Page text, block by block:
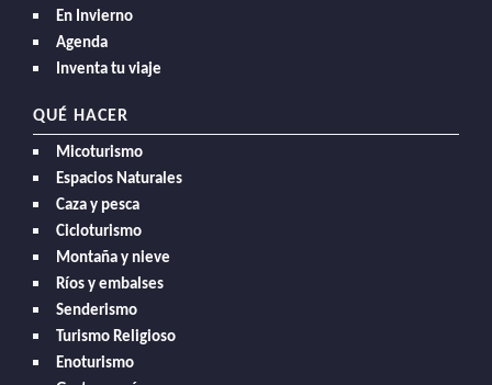
En Invierno
Agenda
Inventa tu viaje
QUÉ HACER
Micoturismo
Espacios Naturales
Caza y pesca
Cicloturismo
Montaña y nieve
Ríos y embalses
Senderismo
Turismo Religioso
Enoturismo